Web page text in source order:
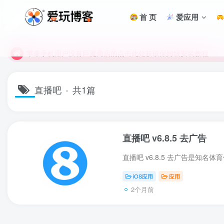
首 页 爱应用
苹果手机用户没有巨魔商店的点击此处获取保姆级安装教程
直播吧 共1篇
直播吧 v6.8.5 去广告
iOS应用 应用
2个月前